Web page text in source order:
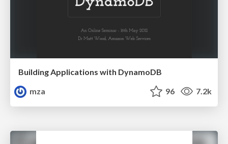
Building Applications with DynamoDB
mza
96 7.2k